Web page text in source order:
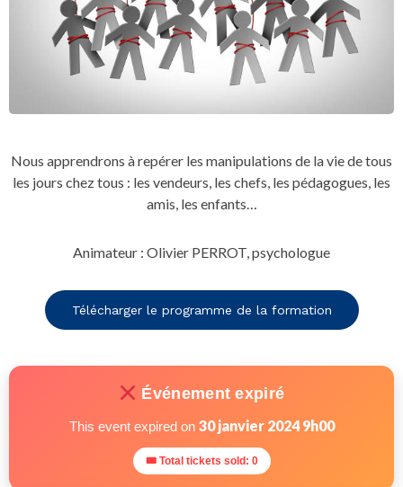
Nous apprendrons à repérer les manipulations de la vie de tous
les jours chez tous : les vendeurs, les chefs, les pédagogues, les
amis, les enfants…
Animateur : Olivier PERROT, psychologue
Télécharger le programme de la formation
Événement expiré
This event expired on 30 janvier 2024 9h00
🎟 Total tickets sold: 0